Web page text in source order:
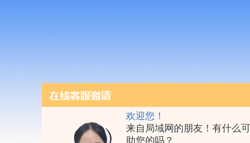
欢迎您！
来自局域网的朋友！有什么
助您的吗？